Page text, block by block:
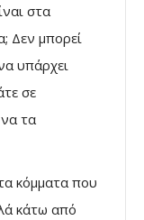
στα
Δεν μπορεί
υπάρχει
σε
τα
κόμματα που
κάτω από